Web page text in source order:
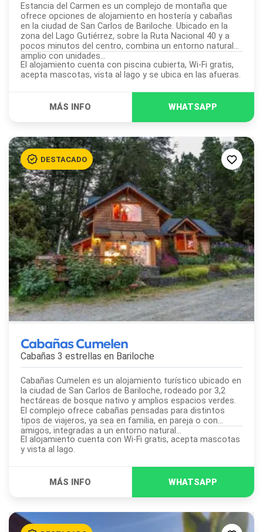
Estancia del Carmen es un complejo de montaña que
ofrece opciones de alojamiento en hostería y cabañas
en la ciudad de San Carlos de Bariloche. Ubicado en la
zona del Lago Gutiérrez, sobre la Ruta Nacional 40 y a
pocos minutos del centro, combina un entorno natural
amplio con unidades...
El alojamiento cuenta con piscina cubierta, Wi-Fi gratis,
acepta mascotas, vista al lago y se ubica en las afueras.
Cabañas Cumelen
Cabañas 3 estrellas en Bariloche
Cabañas Cumelen es un alojamiento turístico ubicado en
la ciudad de San Carlos de Bariloche, rodeado por 3,2
hectáreas de bosque nativo y amplios espacios verdes.
El complejo ofrece cabañas pensadas para distintos
tipos de viajeros, ya sea en familia, en pareja o con
amigos, integradas a un entorno natural...
El alojamiento cuenta con Wi-Fi gratis, acepta mascotas
y vista al lago.